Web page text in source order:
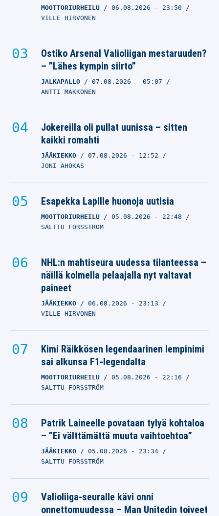
MOOTTORIURHEILU 06.08.2026 - 23:50
VILLE HIRVONEN
Ostiko Arsenal Valioliigan mestaruuden?
– ”Lähes kympin siirto”
JALKAPALLO 07.08.2026 - 05:07
ANTTI MAKKONEN
Jokereilla oli pullat uunissa – sitten
kaikki romahti
JÄÄKIEKKO 07.08.2026 - 12:52
JONI AHOKAS
Esapekka Lapille huonoja uutisia
MOOTTORIURHEILU 05.08.2026 - 22:48
SALTTU FORSSTRÖM
NHL:n mahtiseura uudessa tilanteessa –
näillä kolmella pelaajalla nyt valtavat
paineet
JÄÄKIEKKO 06.08.2026 - 23:13
VILLE HIRVONEN
Kimi Räikkösen legendaarinen lempinimi
sai alkunsa F1-legendalta
MOOTTORIURHEILU 05.08.2026 - 22:16
SALTTU FORSSTRÖM
Patrik Laineelle povataan tylyä kohtaloa
– ”Ei välttämättä muuta vaihtoehtoa”
JÄÄKIEKKO 05.08.2026 - 23:34
SALTTU FORSSTRÖM
Valioliiga-seuralle kävi onni
onnettomuudessa – Man Unitedin toiveet